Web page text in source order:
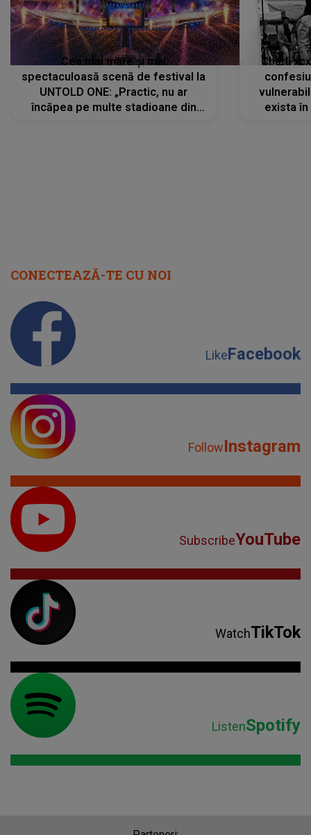
Cea mai mare și mai
spectaculoasă scenă de festival la
UNTOLD ONE: „Practic, nu ar
încăpea pe multe stadioane din
Charli
exista
CONECTEAZĂ-TE CU NOI
LikeFacebook
FollowInstagram
SubscribeYouTube
WatchTikTok
ListenSpotify